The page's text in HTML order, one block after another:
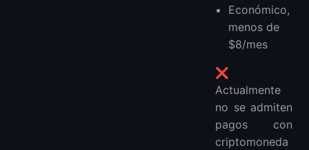
Económico,
menos de
$8/mes
❌
Actualmente
no se admiten
pagos con
criptomoneda